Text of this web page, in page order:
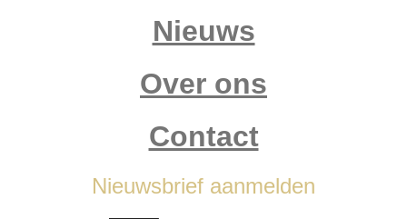
Nieuws
Over ons
Contact
Nieuwsbrief aanmelden